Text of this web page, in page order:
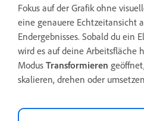
Fokus auf der Grafik ohne
eine genauere Echtzeitansicht
Endergebnisses. Sobald du ein
wird es auf deine Arbeitsfläche
Modus Transformieren
skalieren, drehen oder